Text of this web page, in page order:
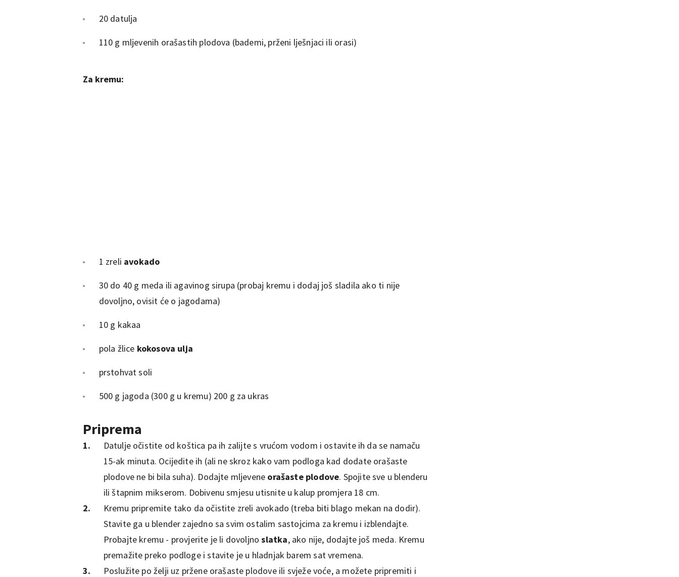
20 datulja
110 g mljevenih orašastih plodova (bademi, prženi lješnjaci ili orasi)
Za kremu:
1 zreli avokado
30 do 40 g meda ili agavinog sirupa (probaj kremu i dodaj još sladila ako ti nije
dovoljno, ovisit će o jagodama)
10 g kakaa
pola žlice kokosova ulja
prstohvat soli
500 g jagoda (300 g u kremu) 200 g za ukras
Priprema
Datulje očistite od koštica pa ih zalijte s vrućom vodom i ostavite ih da se namaču
15-ak minuta. Ocijedite ih (ali ne skroz kako vam podloga kad dodate orašaste
plodove ne bi bila suha). Dodajte mljevene orašaste plodove. Spojite sve u blenderu
ili štapnim mikserom. Dobivenu smjesu utisnite u kalup promjera 18 cm.
Kremu pripremite tako da očistite zreli avokado (treba biti blago mekan na dodir).
Stavite ga u blender zajedno sa svim ostalim sastojcima za kremu i izblendajte.
Probajte kremu - provjerite je li dovoljnoslatka, ako nije, dodajte još meda. Kremu
premažite preko podloge i stavite je u hladnjak barem sat vremena.
Poslužite po želji uz pržene orašaste plodove ili svježe voće, a možete pripremiti i